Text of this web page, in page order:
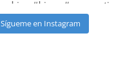
Sígueme en Instagram